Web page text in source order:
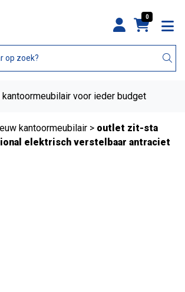
0
kantoormeubilair voor ieder budget
kantoormeubilair > outlet zit-sta
elektrisch verstelbaar antraciet